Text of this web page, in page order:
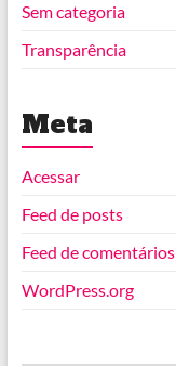
Sem categoria
Transparência
Meta
Acessar
Feed de posts
Feed de comentários
WordPress.org